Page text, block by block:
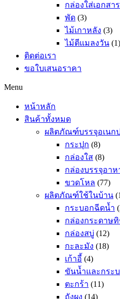
กล่องใส่เอกสาร
พัด (3)
ไม้เกาหลัง (3)
ไม้ตีแมลงวัน (1)
ติดต่อเรา
ขอใบเสนอราคา
Menu
หน้าหลัก
สินค้าทั้งหมด
ผลิตภัณฑ์บรรจุอเนก
กระปุก (8)
กล่องใส (8)
กล่องบรรจุอาห
ขวดโหล (77)
ผลิตภัณฑ์ใช้ในบ้าน
กระบอกฉีดน้ำ
กล่องกระดาษ
กล่องสบู่ (12)
กะละมัง (18)
เก้าอี้ (4)
ขันน้ำและกระ
ตะกร้า (11)
ถังผง (14)